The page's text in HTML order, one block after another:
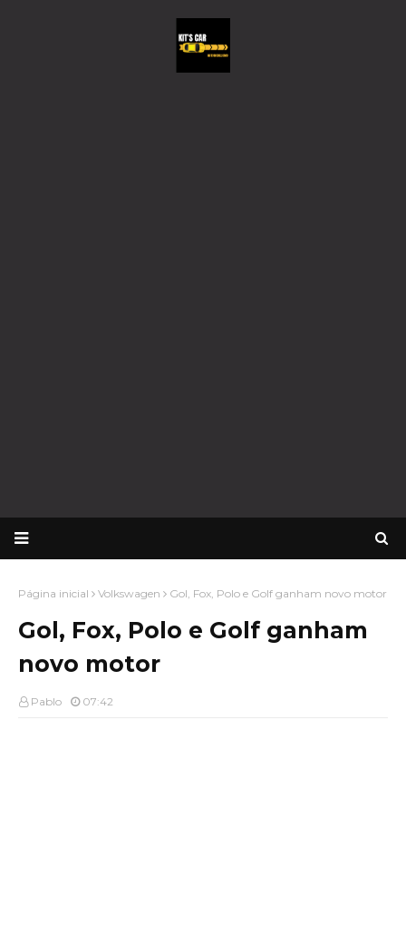
Página inicial Volkswagen Gol, Fox, Polo e Golf ganham novo motor
Gol, Fox, Polo e Golf ganham
novo motor
Pablo 07:42